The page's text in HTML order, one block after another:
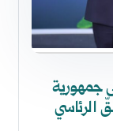
جمهورية
الرئاسي